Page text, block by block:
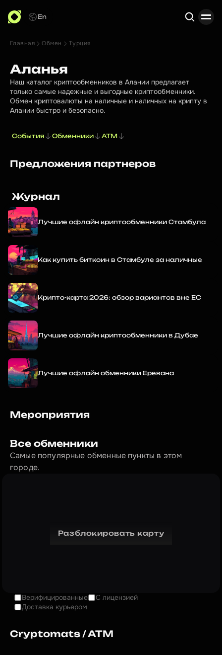
En
Главная Обмен Турция
Аланья
Наш каталог криптообменников в Алании предлагает
только самые надежные и выгодные криптообменники.
Обмен криптовалюты на наличные и наличных на крипту в
Алании быстро и безопасно.
События Обменники ATM
Предложения партнеров
Мероприятия
Все обменники
Самые популярные обменные пункты в этом
городе.
Разблокировать карту
Верифицированные
С лицензией
Доставка курьером
Cryptomats / ATM
Журнал
Лучшие офлайн криптообменники Стамбула
Как купить биткоин в Стамбуле за наличные
Крипто-карта 2026: обзор вариантов вне ЕС
Лучшие офлайн криптообменники в Дубае
Лучшие офлайн обменники Еревана